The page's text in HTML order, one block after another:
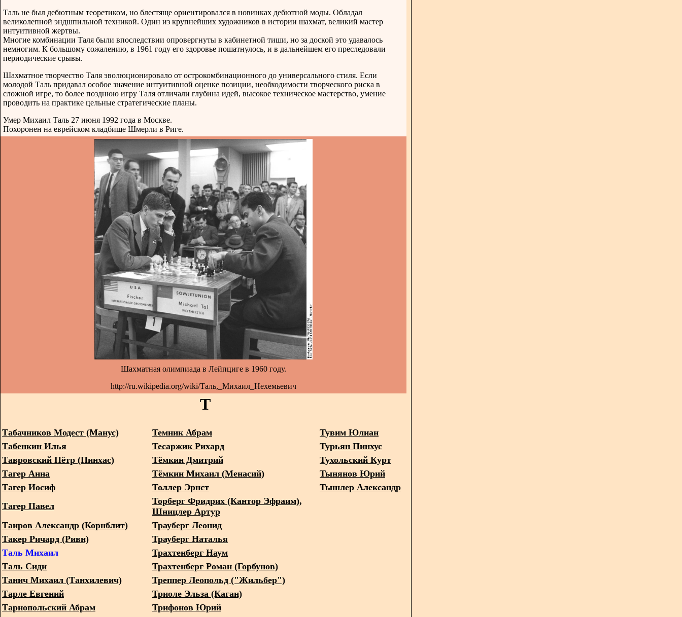
Таль не был дебютным теоретиком, но блестяще ориентировался в новинках дебютной моды. Обладал
великолепной эндшпильной техникой. Один из крупнейших художников в истории шахмат, великий мастер
интуитивной жертвы.
Многие комбинации Таля были впоследствии опровергнуты в кабинетной тиши, но за доской это удавалось
немногим. К большому сожалению, в 1961 году его здоровье пошатнулось, и в дальнейшем его преследовали
периодические срывы.
Шахматное творчество Таля эволюционировало от острокомбинационного до универсального стиля. Если
молодой Таль придавал особое значение интуитивной оценке позиции, необходимости творческого риска в
сложной игре, то более позднюю игру Таля отличали глубина идей, высокое техническое мастерство, умение
проводить на практике цельные стратегические планы.
Умер Михаил Таль 27 июня 1992 года в Москве.
Похоронен на еврейском кладбище Шмерли в Риге.
Шахматная олимпиада в Лейпциге в 1960 году.
http://ru.wikipedia.org/wiki/Таль,_Михаил_Нехемьевич
Т
Табачников Модест (Манус) Темник Абрам
Тувим Юлиан
Табенкин Илья
Тесаржик Рихард
Турьян Пинхус
Тавровский Пётр (Пинхас)
Тёмкин Дмитрий
Тухольский Курт
Тагер Анна
Тёмкин Михаил (Менасий)
Тынянов Юрий
Тагер Иосиф
Толлер Эрнст
Тышлер Александр
Тагер Павел
Торберг Фридрих (Кантор Эфраим),
Шницлер Артур
Таиров Александр (Корнблит)
Трауберг Леонид
Такер Ричард (Ривн)
Трауберг Наталья
Таль Михаил
Трахтенберг Наум
Таль Сиди
Трахтенберг Роман (Горбунов)
Танич Михаил (Танхилевич)
Треппер Леопольд ("Жильбер")
Тарле Евгений
Триоле Эльза (Каган)
Тарнопольский Абрам
Трифонов Юрий